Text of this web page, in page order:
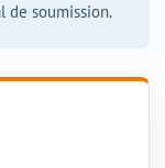
de soumission.